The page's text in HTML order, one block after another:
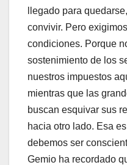
llegado para
convivir. Pero
condiciones. Porque
sostenimiento de los
nuestros impuestos
mientras que las
buscan esquivar sus
hacia otro lado. Esa
debemos ser
Gemio ha recordado